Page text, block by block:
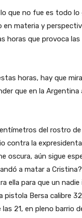
que no fue es todo
materia y
horas que provoca
horas, hay que
que en la
del rostro
contra la
oscura, aún sigue
a matar a
ella para que un
pistola Bersa calibre
21, en pleno barrio